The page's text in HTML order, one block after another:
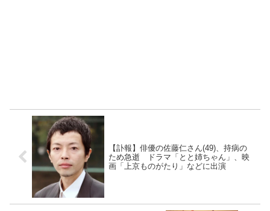
【訃報】俳優の佐藤仁さん(49)、持病の
ため急逝 ドラマ「とと姉ちゃん」、映
画「上京ものがたり」などに出演